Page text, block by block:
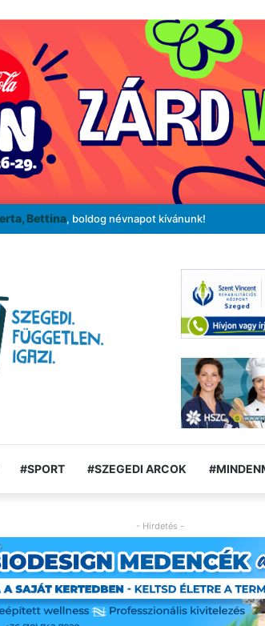
Bettina, boldog névnapot kívánunk!
#SPORT #SZEGEDI ARCOK
- Hirdetés -